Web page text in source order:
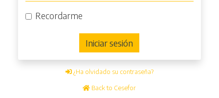
Recordarme
Iniciar sesión
¿Ha olvidado su contraseña?
Back to Cesefor